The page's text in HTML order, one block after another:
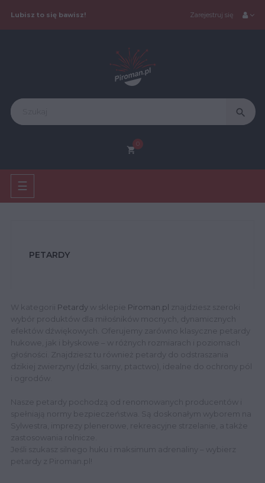
Lubisz to się bawisz! Zarejestruj się
search
shopping_cart
Toggle
navigation
☰
PETARDY
W kategorii Petardy w sklepie Piroman.pl znajdziesz szeroki
wybór produktów dla miłośników mocnych, dynamicznych
efektów dźwiękowych. Oferujemy zarówno klasyczne petardy
hukowe, jak i błyskowe – w różnych rozmiarach i poziomach
głośności. Znajdziesz tu również petardy do odstraszania
dzikiej zwierzyny (dziki, sarny, ptactwo), idealne do ochrony pól
i ogrodów.
Nasze petardy pochodzą od renomowanych producentów i
spełniają normy bezpieczeństwa. Są doskonałym wyborem na
Sylwestra, imprezy plenerowe, rekreacyjne strzelanie, a także
zastosowania rolnicze.
Jeśli szukasz silnego huku i maksimum adrenaliny – wybierz
petardy z Piroman.pl!